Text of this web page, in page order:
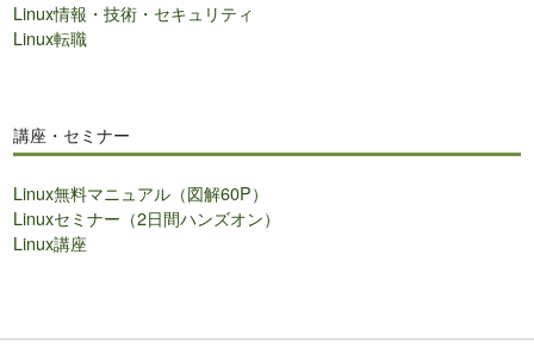
Linux情報・技術・セキュリティ
Linux転職
講座・セミナー
Linux無料マニュアル（図解60P）
Linuxセミナー（2日間ハンズオン）
Linux講座